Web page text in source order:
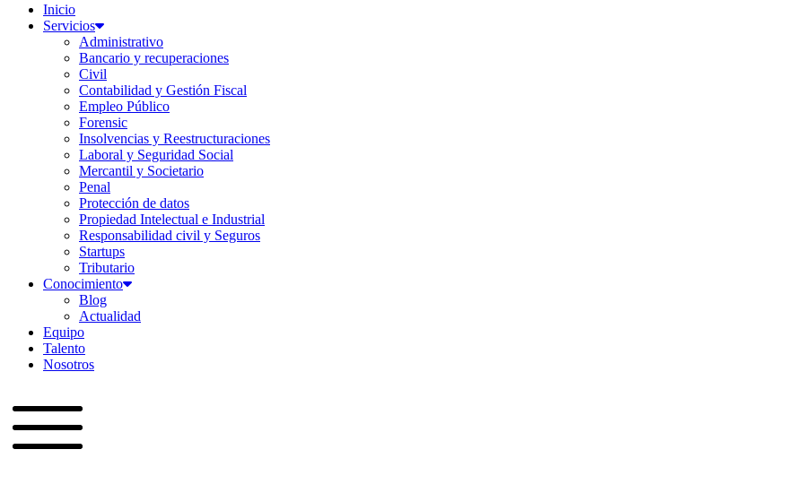
Inicio
Servicios
Administrativo
Bancario y recuperaciones
Civil
Contabilidad y Gestión Fiscal
Empleo Público
Forensic
Insolvencias y Reestructuraciones
Laboral y Seguridad Social
Mercantil y Societario
Penal
Protección de datos
Propiedad Intelectual e Industrial
Responsabilidad civil y Seguros
Startups
Tributario
Conocimiento
Blog
Actualidad
Equipo
Talento
Nosotros